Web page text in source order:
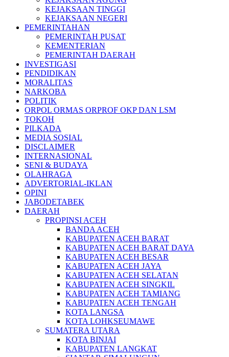
KEJAKSAAN TINGGI
KEJAKSAAN NEGERI
PEMERINTAHAN
PEMERINTAH PUSAT
KEMENTERIAN
PEMERINTAH DAERAH
INVESTIGASI
PENDIDIKAN
MORALITAS
NARKOBA
POLITIK
ORPOL ORMAS ORPROF OKP DAN LSM
TOKOH
PILKADA
MEDIA SOSIAL
DISCLAIMER
INTERNASIONAL
SENI & BUDAYA
OLAHRAGA
ADVERTORIAL-IKLAN
OPINI
JABODETABEK
DAERAH
PROPINSI ACEH
BANDA ACEH
KABUPATEN ACEH BARAT
KABUPATEN ACEH BARAT DAYA
KABUPATEN ACEH BESAR
KABUPATEN ACEH JAYA
KABUPATEN ACEH SELATAN
KABUPATEN ACEH SINGKIL
KABUPATEN ACEH TAMIANG
KABUPATEN ACEH TENGAH
KOTA LANGSA
KOTA LOHKSEUMAWE
SUMATERA UTARA
KOTA BINJAI
KABUPATEN LANGKAT